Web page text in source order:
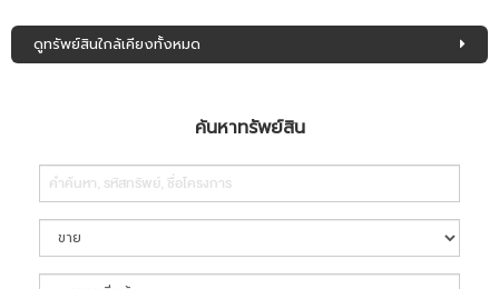
ดูทรัพย์สินใกล้เคียงทั้งหมด
ค้นหาทรัพย์สิน
Search